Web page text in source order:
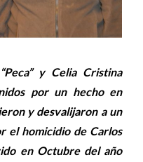
y Celia Cristina
por un hecho en
y desvalijaron a un
el homicidio de Carlos
en Octubre del año